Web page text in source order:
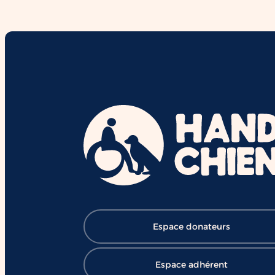
mois de formation,
chaque jour à ouvrir le chemin de la
réussite et de l'inclusion ❤️ 👉
Soutenir HANDI'CHIENS :
https://lnkd.in/eBV53T_7
#HANDICHIENS
#RéussiteScolaire #Inclusion
#ChangerDesVies
Espace donateurs
Espace adhérent